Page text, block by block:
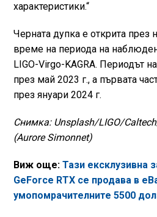
характеристики.“
Черната дупка е открита през
време на периода на
LIGO-Virgo-KAGRA. Периодът
през май 2023 г., а първата
през януари 2024 г.
Снимка: Unsplash/LIGO/
(Aurore Simonnet)
Виж още: Тази ексклузивна
GeForce RTX се продава в
умопомрачителните 5500